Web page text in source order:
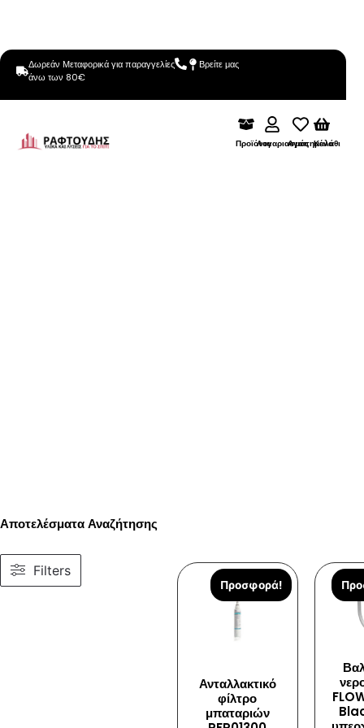
Δωρεάν Μεταφορικά για παραγγελίες
άνω των 80€
Βρείτε μας
ΠροϊόνταΛογαριασμόςΑγαπημένα
Καλάθι
Αποτελέσματα Αναζήτησης
Filters
Προσφορά!
Ανταλλακτικό
φίλτρο
μπαταριών